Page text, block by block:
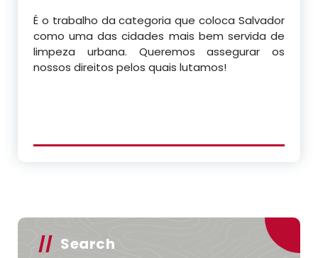
É o trabalho da categoria que coloca Salvador
como uma das cidades mais bem servida de
limpeza urbana. Queremos assegurar os
nossos direitos pelos quais lutamos!
Search